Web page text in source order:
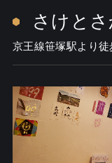
さけと
京王線笹塚駅より徒